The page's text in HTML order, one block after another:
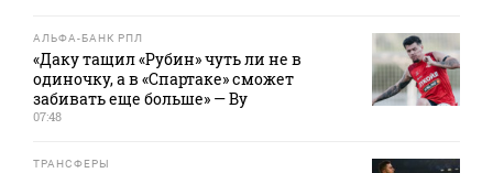
АЛЬФА-БАНК РПЛ
«Даку тащил «Рубин» чуть ли не в
одиночку, а в «Спартаке» сможет
забивать еще больше» — Ву
07:48
ТРАНСФЕРЫ